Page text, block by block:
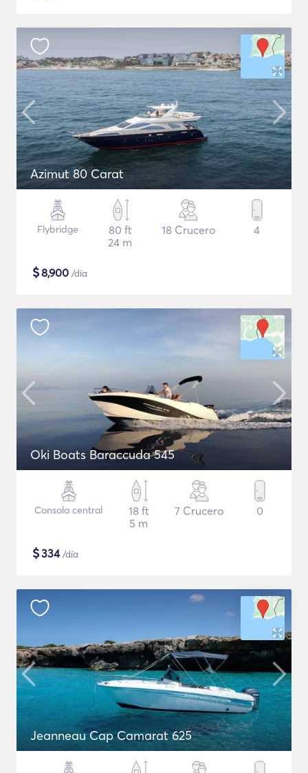
Azimut 80 Carat
Flybridge
80 ft
24 m
18 Crucero 4
$8,900 /día
Oki Boats Baraccuda 545
Consola central
18 ft
5 m
7 Crucero 0
$334/día
Jeanneau Cap Camarat 625